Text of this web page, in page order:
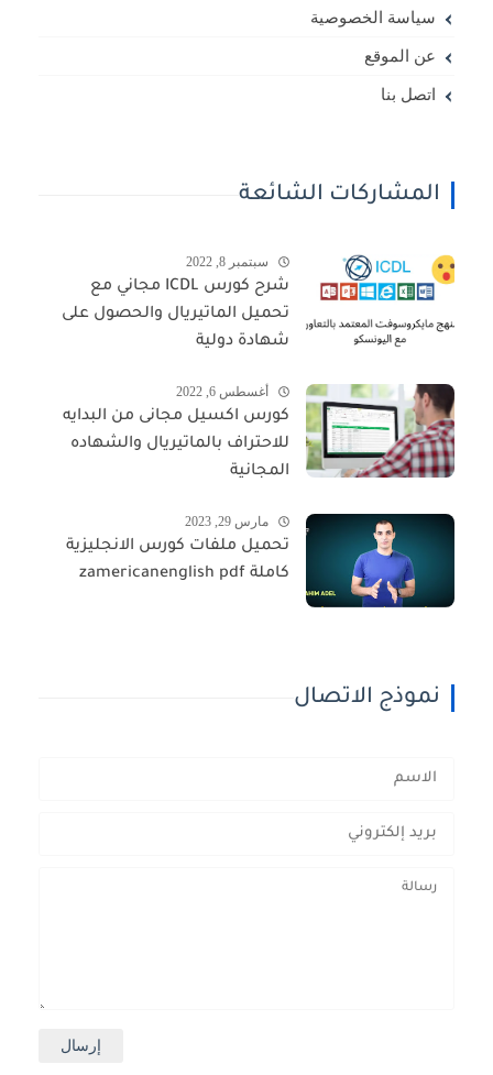
سياسة الخصوصية
عن الموقع
اتصل بنا
المشاركات الشائعة
سبتمبر 8, 2022
شرح كورس ICDL مجاني مع
تحميل الماتيريال والحصول على
شهادة دولية
أغسطس 6, 2022
كورس اكسيل مجانى من البدايه
للاحتراف بالماتيريال والشهاده
المجانية
مارس 29, 2023
تحميل ملفات كورس الانجليزية
كاملة zamericanenglish pdf
نموذج الاتصال